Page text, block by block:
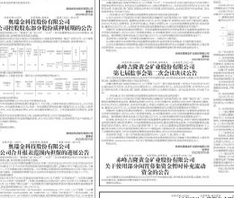
证券代
赤峰吉
第八届
本公司
性陈述或